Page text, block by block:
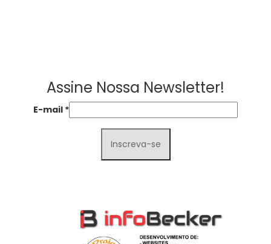
Assine Nossa Newsletter!
E-mail *